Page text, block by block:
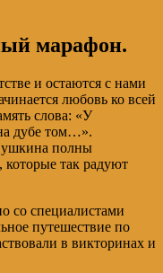
марафон.
и остаются с нами
любовь ко всей
слова: «У
дубе том…».
полны
которые так радуют
со специалистами
путешествие по
в викторинах и